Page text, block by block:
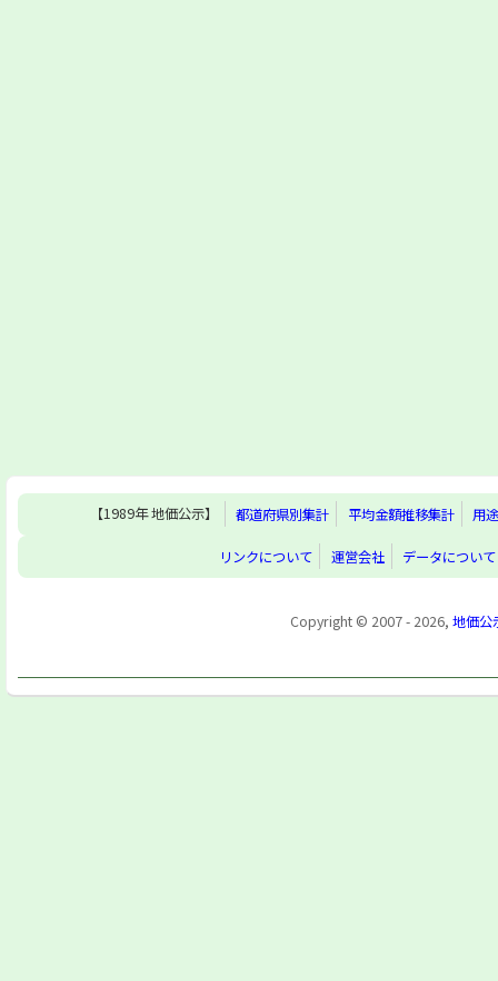
【1989年 地価公示】 都道府県別集計 平均金額推移集計 用
リンクについて 運営会社 データについて
Copyright © 2007 - 2026, 地価公